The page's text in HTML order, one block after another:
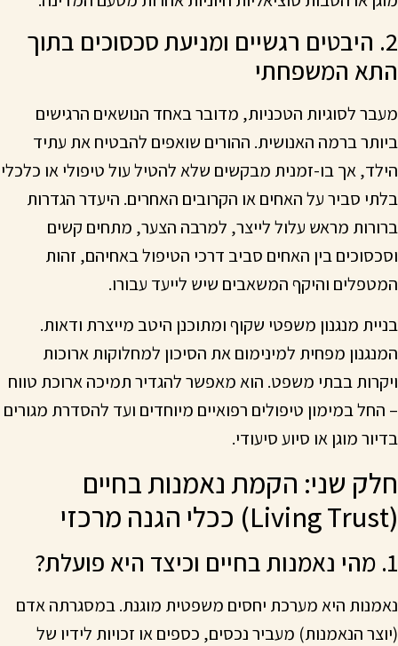
2. היבטים רגשיים ומניעת סכסוכים בתוך
התא המשפחתי
מעבר לסוגיות הטכניות, מדובר באחד הנושאים הרגישים
ביותר ברמה האנושית. ההורים שואפים להבטיח את עתיד
הילד, אך בו-זמנית מבקשים שלא להטיל עול טיפולי או כלכלי
בלתי סביר על האחים או הקרובים האחרים. היעדר הגדרות
ברורות מראש עלול לייצר, למרבה הצער, מתחים קשים
וסכסוכים בין האחים סביב דרכי הטיפול באחיהם, זהות
המטפלים והיקף המשאבים שיש לייעד עבורו.
בניית מנגנון משפטי שקוף ומתוכנן היטב מייצרת ודאות.
המנגנון מפחית למינימום את הסיכון למחלוקות ארוכות
ויקרות בבתי משפט. הוא מאפשר להגדיר תמיכה ארוכת טווח
– החל במימון טיפולים רפואיים מיוחדים ועד להסדרת מגורים
בדיור מוגן או סיוע סיעודי.
חלק שני: הקמת נאמנות בחיים
(Living Trust) ככלי הגנה מרכזי
1. מהי נאמנות בחיים וכיצד היא פועלת?
נאמנות היא מערכת יחסים משפטית מוגנת. במסגרתה אדם
(יוצר הנאמנות) מעביר נכסים, כספים או זכויות לידיו של